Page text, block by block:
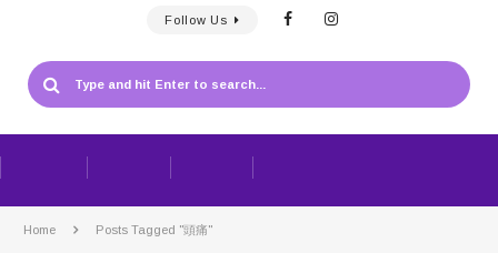
Follow Us
Home Posts Tagged "頭痛"